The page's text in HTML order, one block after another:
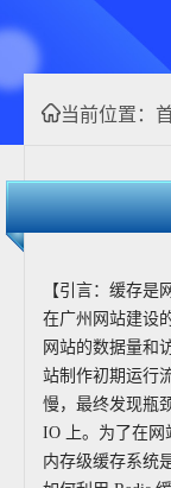
当前位置：
【引言：缓存是
在广州网站建设
网站的数据量和
站制作初期运行
慢，最终发现瓶
IO 上。为了在网
内存级缓存系统